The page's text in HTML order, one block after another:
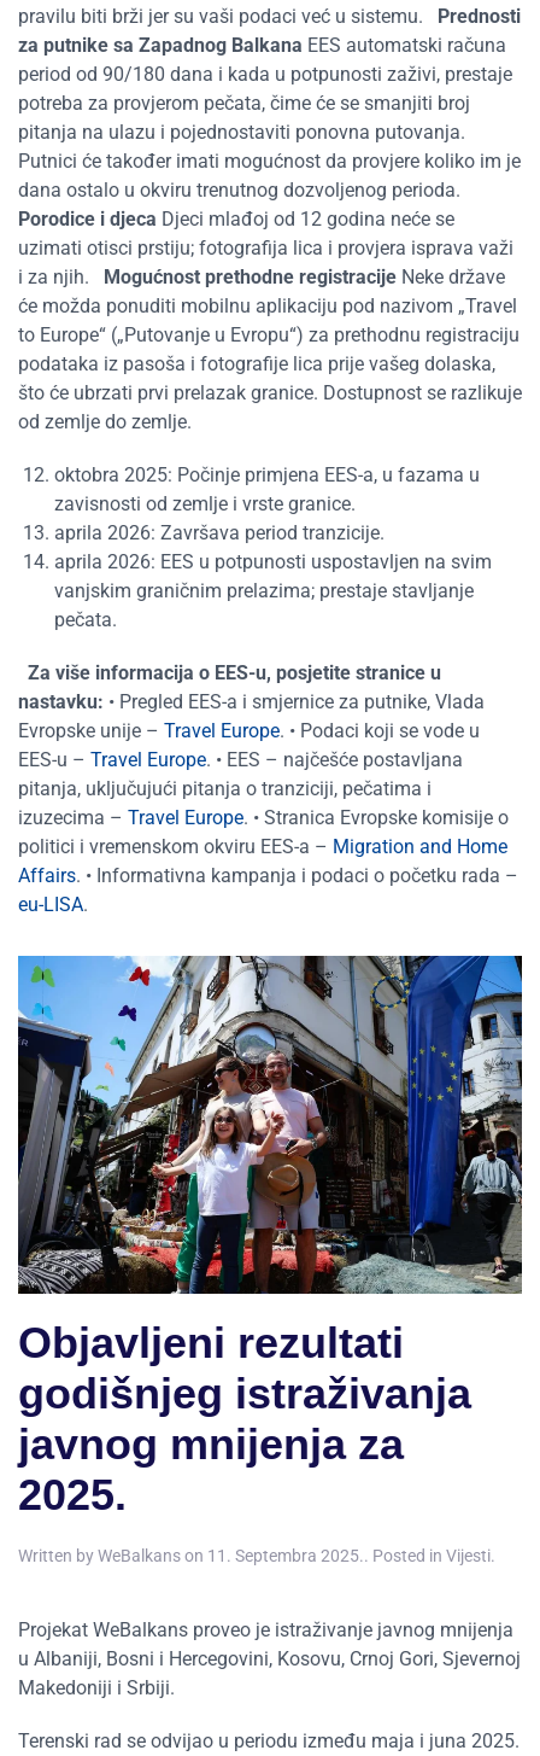
pravilu biti brži jer su vaši podaci već u sistemu.
Prednosti
za putnike sa Zapadnog Balkana EES automatski računa
period od 90/180 dana i kada u potpunosti zaživi, prestaje
potreba za provjerom pečata, čime će se smanjiti broj
pitanja na ulazu i pojednostaviti ponovna putovanja.
Putnici će također imati mogućnost da provjere koliko im je
dana ostalo u okviru trenutnog dozvoljenog perioda.
Porodice i djeca Djeci mlađoj od 12 godina neće se
uzimati otisci prstiju; fotografija lica i provjera isprava važi
i za njih.
Mogućnost prethodne registracije Neke države
će možda ponuditi mobilnu aplikaciju pod nazivom „Travel
to Europe“ („Putovanje u Evropu“) za prethodnu registraciju
podataka iz pasoša i fotografije lica prije vašeg dolaska,
što će ubrzati prvi prelazak granice. Dostupnost se razlikuje
od zemlje do zemlje.
oktobra 2025: Počinje primjena EES-a, u fazama u
zavisnosti od zemlje i vrste granice.
aprila 2026: Završava period tranzicije.
aprila 2026: EES u potpunosti uspostavljen na svim
vanjskim graničnim prelazima; prestaje stavljanje
pečata.
Za više informacija o EES-u, posjetite stranice u
nastavku: • Pregled EES-a i smjernice za putnike, Vlada
Evropske unije – Travel Europe. • Podaci koji se vode u
EES-u – Travel Europe. • EES – najčešće postavljana
pitanja, uključujući pitanja o tranziciji, pečatima i
izuzecima – Travel Europe. • Stranica Evropske komisije o
politici i vremenskom okviru EES-a – Migration and Home
Affairs. • Informativna kampanja i podaci o početku rada –
eu-LISA.
Objavljeni rezultati
godišnjeg istraživanja
javnog mnijenja za
2025.
Written byWeBalkanson 11. Septembra 2025.. Posted in Vijesti.
Projekat WeBalkans proveo je istraživanje javnog mnijenja
u Albaniji, Bosni i Hercegovini, Kosovu, Crnoj Gori, Sjevernoj
Makedoniji i Srbiji.
Terenski rad se odvijao u periodu između maja i juna 2025.